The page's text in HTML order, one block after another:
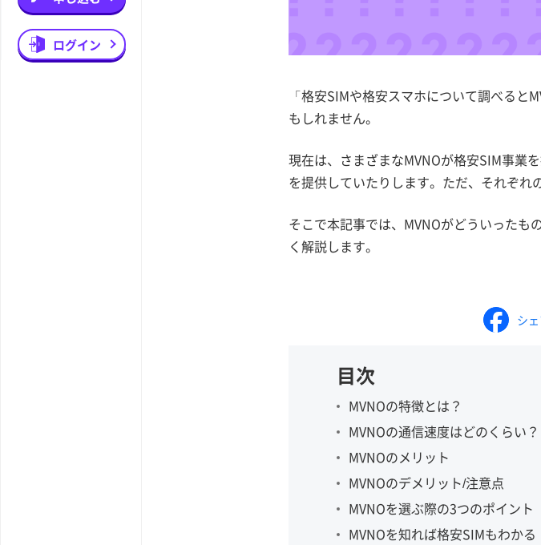
ログイン
「格安SIMや格安スマホについて調べる
もしれません。
現在は、さまざまなMVNOが格安SIM事業
を提供していたりします。ただ、それぞれ
そこで本記事では、MVNOがどういったも
く解説します。
シ
目次
MVNOの特徴とは？
MVNOの通信速度はどのくらい？
MVNOのメリット
MVNOのデメリット/注意点
MVNOを選ぶ際の3つのポイント
MVNOを知れば格安SIMもわかる